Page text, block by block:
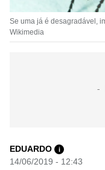
Se uma já é desagradável,
Wikimedia
EDUARDO i
14/06/2019 - 12:43